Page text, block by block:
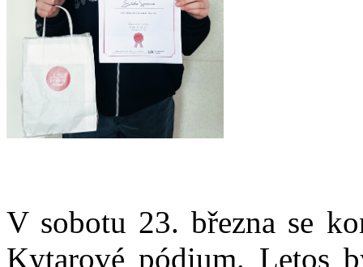
V sobotu 23. března se
Kytarové pódium. Letos